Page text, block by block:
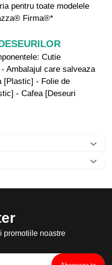
pentru toate modelele
Firma®*
Cutie
Ambalajul care salveaza
[Plastic] - Folie de
- Cafea [Deseuri
promotiile noastre